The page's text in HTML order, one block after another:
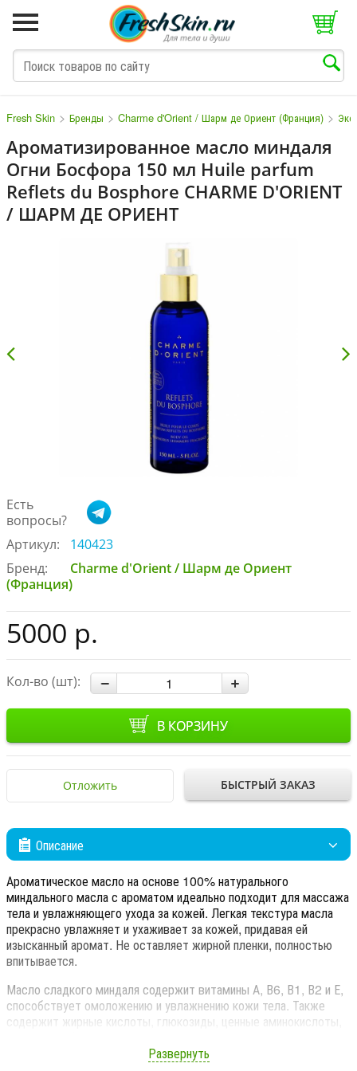
Fresh Skin > Бренды > Charme d'Orient / Шарм де Ориент (Франция) >
Ароматизированное масло миндаля
Огни Босфора 150 мл Huile parfum
Reflets du Bosphore CHARME D'ORIENT
/ ШАРМ ДЕ ОРИЕНТ
Есть
вопросы?
Артикул:
140423
Бренд:
Charme d'Orient / Шарм де Ориент
(Франция)
5000 р.
Кол-во (шт):
В КОРЗИНУ
Отложить БЫСТРЫЙ ЗАКАЗ
Описание
Ароматическое масло на основе 100% натурального
миндального масла с ароматом идеально подходит для массажа
тела и увлажняющего ухода за кожей. Легкая текстура масла
прекрасно увлажняет и ухаживает за кожей, придавая ей
изысканный аромат. Не оставляет жирной пленки, полностью
впитывается.
Масло сладкого миндаля содержит витамины А, В6, В1, В2 и Е,
способствует омоложению и увлажнению кожи тела. Также
содержит жирные кислоты, глюкозиды, ценные аминокислоты,
Развернуть
M N O P Q S T V W